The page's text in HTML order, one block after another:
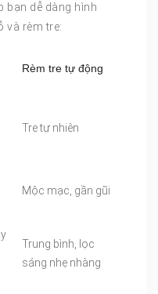
bạn dễ dàng hình
và rèm tre:
Rèm tre tự động
Tre tự nhiên
Mộc mạc, gần gũi
Trung bình, lọc
sáng nhẹ nhàng